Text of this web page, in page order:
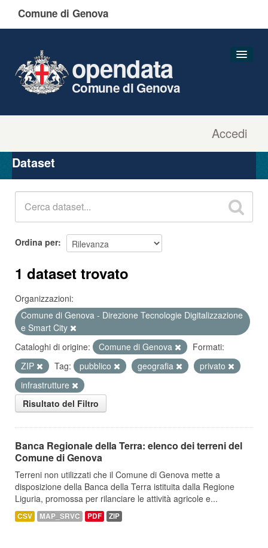
Comune di Genova
Accedi
opendata
Comune di Genova
Organizzazioni
Gruppi
Dataset
Ordina per
1 dataset trovato
Organizzazioni:
Comune di Genova - Direzione Tecnologie Digitalizzazione
e Smart City
Cataloghi di origine:
Comune di Genova
Formati:
ZIP
Tag: pubblico geografia
privato
infrastrutture
Risultato del Filtro
Banca Regionale della Terra: elenco dei terreni del
Comune di Genova
Terreni non utilizzati che il Comune di Genova mette a
disposizione della Banca della Terra istituita dalla Regione
Liguria, promossa per rilanciare le attività agricole e...
CSV MAP_SRVC PDF ZIP